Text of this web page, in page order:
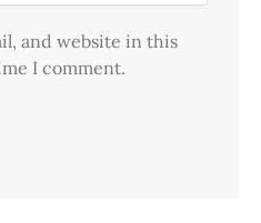
and website in this
I comment.